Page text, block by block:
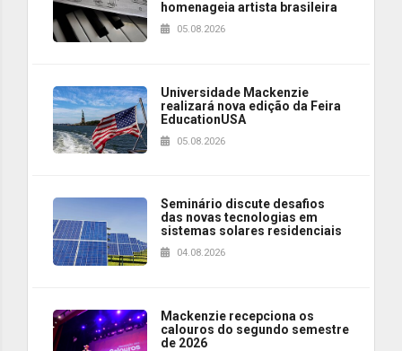
homenageia artista brasileira
05.08.2026
Universidade Mackenzie
realizará nova edição da Feira
EducationUSA
05.08.2026
Seminário discute desafios
das novas tecnologias em
sistemas solares residenciais
04.08.2026
Mackenzie recepciona os
calouros do segundo semestre
de 2026